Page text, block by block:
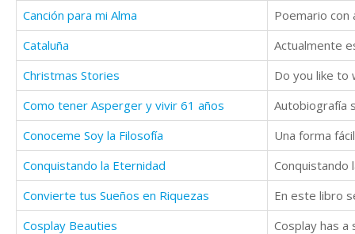
Canción para mi Alma
Poemario con
Cataluña
Christmas Stories
Como tener Asperger y vivir 61 años
Autobiografía
Conoceme Soy la Filosofía
Una forma
Conquistando la Eternidad
Convierte tus Sueños en Riquezas
Cosplay Beauties